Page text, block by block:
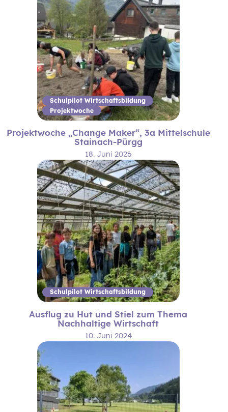
Schulpilot Wirtschaftsbildung
Projektwoche
Projektwoche „Change Maker“, 3a Mittelschule
Stainach-Pürgg
18. Juni 2026
Schulpilot Wirtschaftsbildung
Ausflug zu Hut und Stiel zum Thema
Nachhaltige Wirtschaft
10. Juni 2024